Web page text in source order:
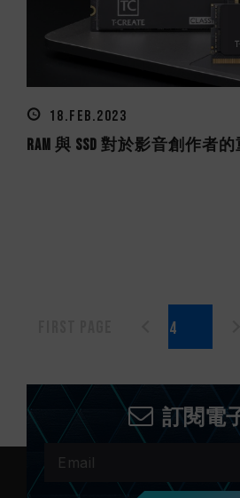
18.FEB.2023
RAM 與 SSD 對於影音創作者
訂閱電